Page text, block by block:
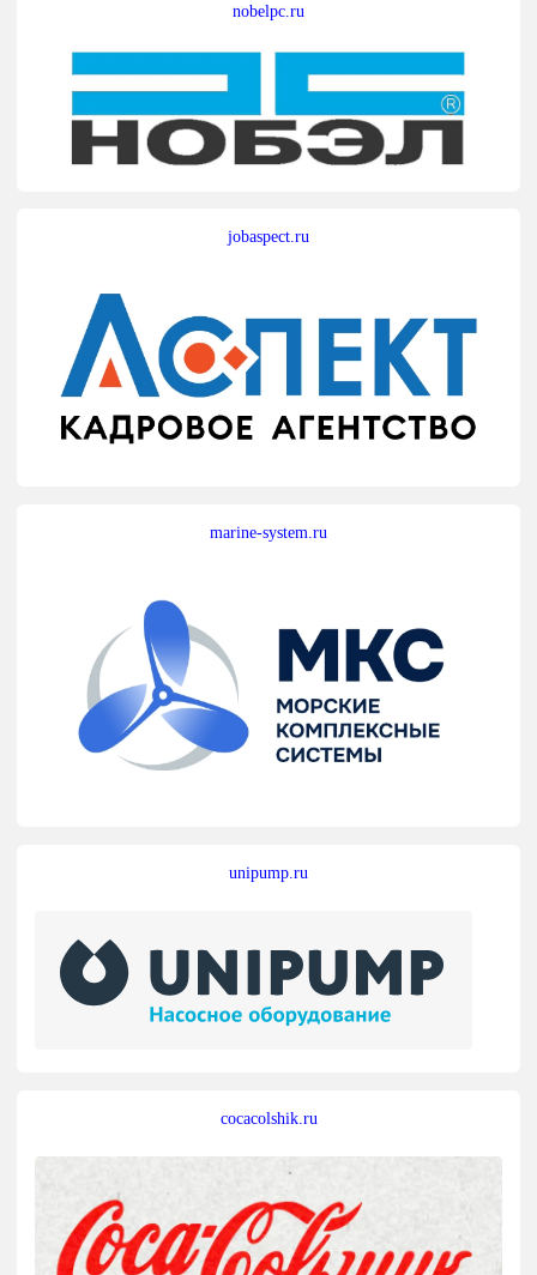
nobelpc.ru
jobaspect.ru
marine-system.ru
unipump.ru
cocacolshik.ru